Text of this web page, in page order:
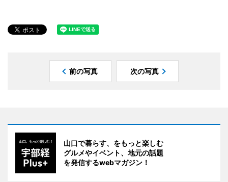
前の写真 次の写真
山口で暮らす、をもっと楽しむ
グルメやイベント、地元の話題
を発信するwebマガジン！